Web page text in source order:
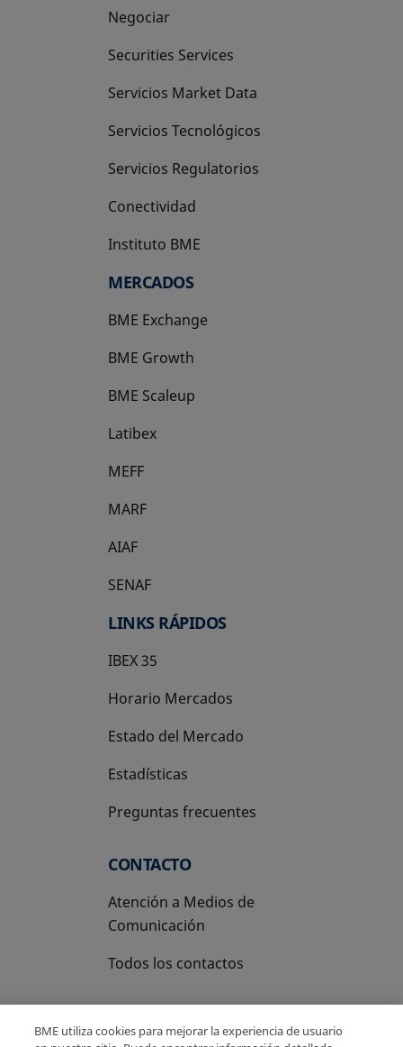
Negociar
Securities Services
Servicios Market Data
Servicios Tecnológicos
Servicios Regulatorios
Conectividad
Instituto BME
se abre en una pestaña nueva
MERCADOS
BME Exchange
BME Growth
se abre en una pestaña nueva
BME Scaleup
se abre en una pestaña nueva
Latibex
se abre en una pestaña nueva
MEFF
se abre en una pestaña nueva
MARF
AIAF
SENAF
LINKS RÁPIDOS
IBEX 35
Horario Mercados
Estado del Mercado
Estadísticas
Preguntas frecuentes
CONTACTO
Atención a Medios de
Comunicación
Todos los contactos
BME utiliza cookies para mejorar la experiencia de usuario